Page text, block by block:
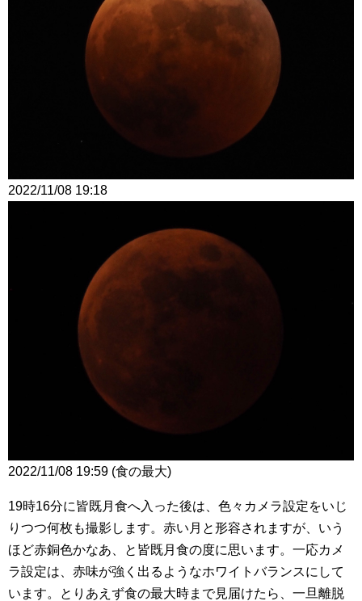
2022/11/08 19:18
2022/11/08 19:59 (食の最大)
19時16分に皆既月食へ入った後は、色々カメラ設定をいじ
りつつ何枚も撮影します。赤い月と形容されますが、いう
ほど赤銅色かなあ、と皆既月食の度に思います。一応カメ
ラ設定は、赤味が強く出るようなホワイトバランスにして
います。とりあえず食の最大時まで見届けたら、一旦離脱